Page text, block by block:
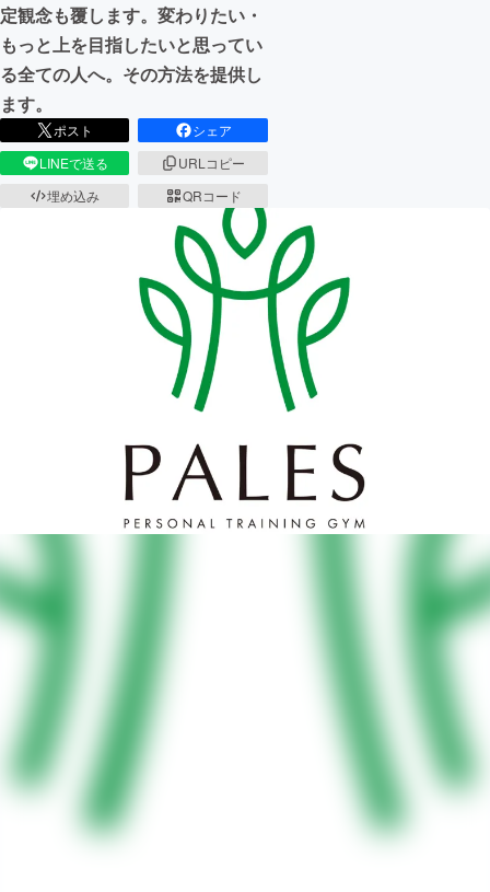
定観念も覆します。変わりたい・
もっと上を目指したいと思ってい
る全ての人へ。その方法を提供し
ます。
ポスト
シェア
LINEで送る
URLコピー
埋め込み
QRコード